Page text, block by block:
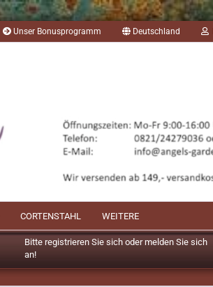
Unser Bonusprogramm Deutschland
Bitte registrieren Sie sich oder melden Sie sich
an!
CORTENSTAHL WEITERE